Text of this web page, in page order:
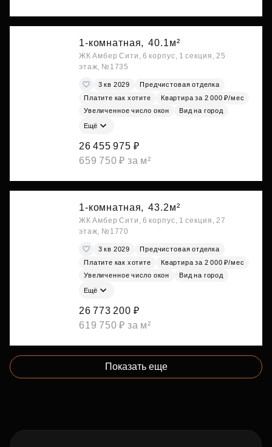
1-комнатная, 40.1м²
ЖК Амбер Сити, 6 корпус, 1 секция, 25
этаж, №1735
3 кв 2029
Предчистовая отделка
Платите как хотите
Квартира за 2 000 ₽/мес
Увеличенное число окон
Вид на город
Ещё
26 455 975 ₽
659 750 ₽ за м²
1-комнатная, 43.2м²
ЖК Амбер Сити, 6 корпус, 1 секция, 27
этаж, №1770
3 кв 2029
Предчистовая отделка
Платите как хотите
Квартира за 2 000 ₽/мес
Увеличенное число окон
Вид на город
Ещё
26 773 200 ₽
619 750 ₽ за м²
Показать еще